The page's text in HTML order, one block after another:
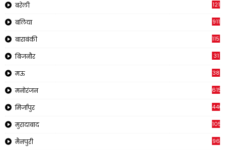
बरेली 121
बलिया 911
बाराबंकी 1150
बिजनौर 31
मऊ 38
मनोरंजन 615
मिर्जापुर 440
मुरादाबाद 1056
मैनपुरी 96